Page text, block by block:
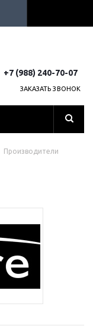
+7 (988) 240-70-07
ЗАКАЗАТЬ ЗВОНОК
Производители